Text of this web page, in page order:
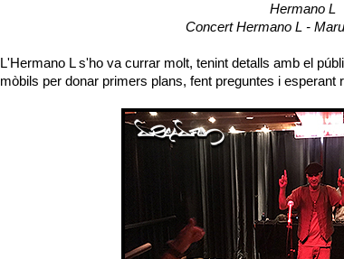
Hermano L
Concert Hermano L -
L'Hermano L s'ho va currar molt, tenint detalls amb el
mòbils per donar primers plans, fent preguntes i esperant